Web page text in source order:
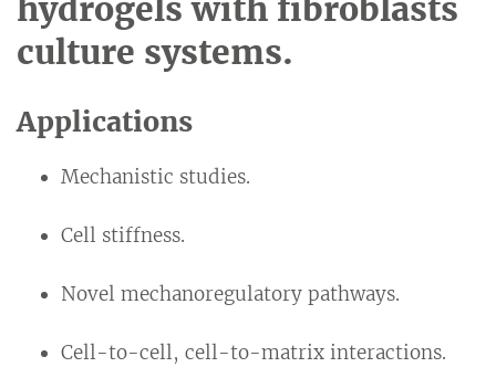
hydrogels with fibroblasts
culture systems.
Applications
Mechanistic studies.
Cell stiffness.
Novel mechanoregulatory pathways.
Cell-to-cell, cell-to-matrix interactions.